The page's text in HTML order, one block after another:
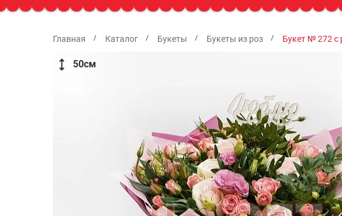
Главная Каталог Букеты Букеты из роз Букет № 272 с
50см